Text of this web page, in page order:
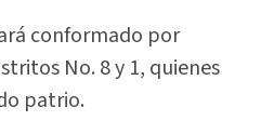
conformado por
No. 8 y 1, quienes
patrio.